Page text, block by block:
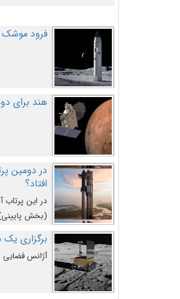
فرود موشک
هند برای
افتاد؟
در این
کند و سپس
برگزاری یک
آژانس فضایی